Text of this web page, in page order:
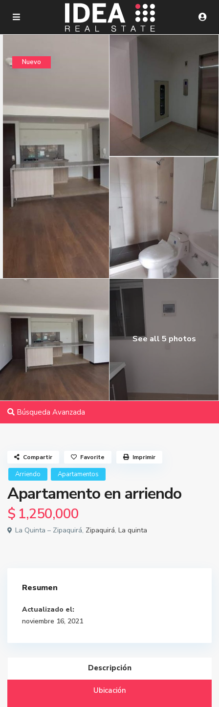
Nuevo
See all 5 photos
Búsqueda Avanzada
Arriendo Apartamentos
Apartamento en arriendo
$ 1,250,000
La Quinta – Zipaquirá, Zipaquirá, La quinta
Compartir Favorite Imprimir
Resumen
Actualizado el:
noviembre 16, 2021
Descripción
Ubicación